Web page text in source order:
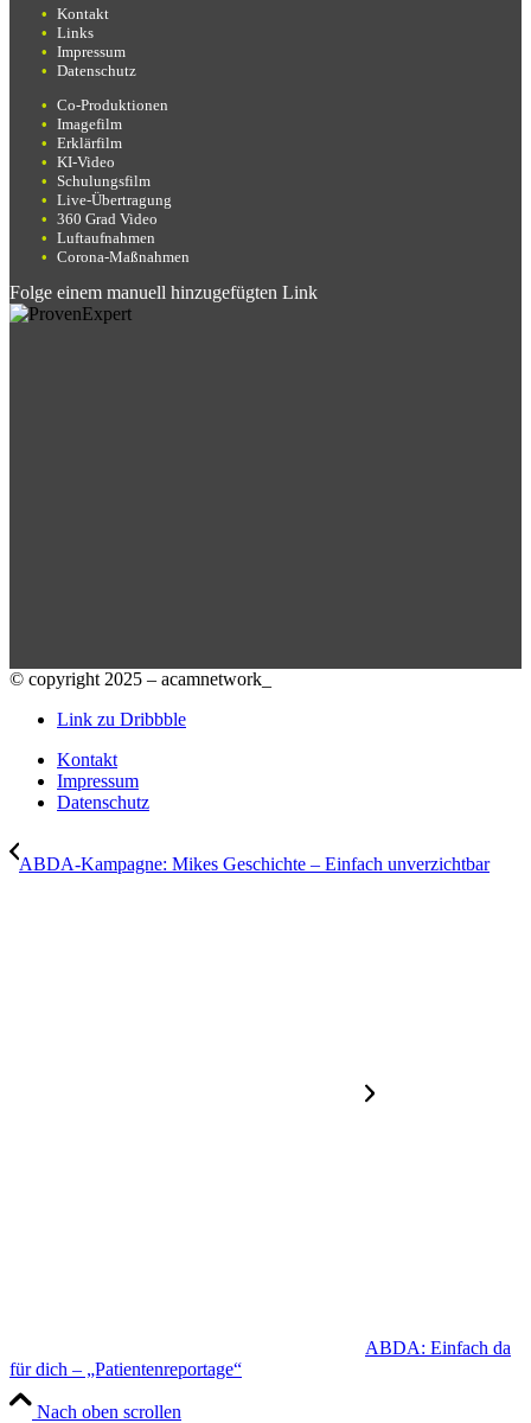
Kontakt
Links
Impressum
Datenschutz
Co-Produktionen
Imagefilm
Erklärfilm
KI-Video
Schulungsfilm
Live-Übertragung
360 Grad Video
Luftaufnahmen
Corona-Maßnahmen
Folge einem manuell hinzugefügten Link
© copyright 2025 – acamnetwork_
Link zu Dribbble
Kontakt
Impressum
Datenschutz
ABDA-Kampagne: Mikes Geschichte – Einfach unverzichtbar
ABDA: Einfach da
für dich – „Patientenreportage“
Nach oben scrollen